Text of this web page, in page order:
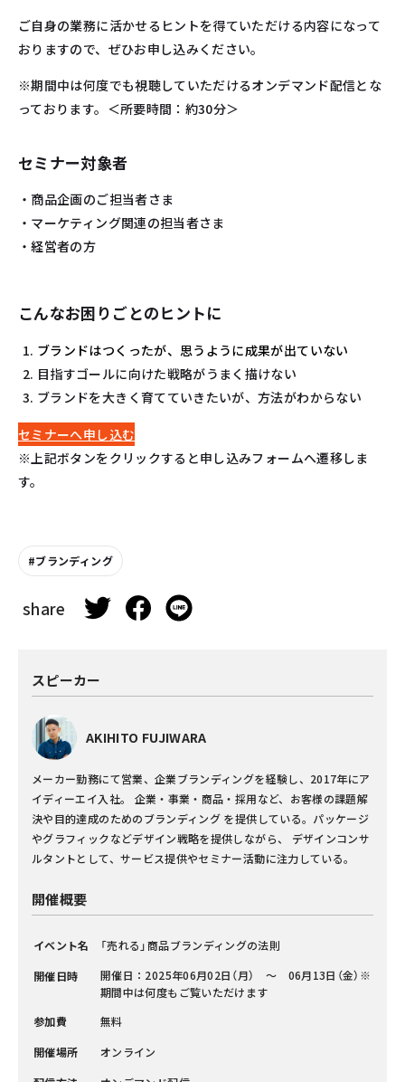
ご自身の業務に活かせるヒントを得ていただける内容になって
おりますので、ぜひお申し込みください。
※期間中は何度でも視聴していただけるオンデマンド配信とな
っております。＜所要時間：約30分＞
セミナー対象者
・商品企画のご担当者さま
・マーケティング関連の担当者さま
・経営者の方
こんなお困りごとのヒントに
ブランドはつくったが、思うように成果が出ていない
目指すゴールに向けた戦略がうまく描けない
ブランドを大きく育てていきたいが、方法がわからない
セミナーへ申し込む
※上記ボタンをクリックすると申し込みフォームへ遷移しま
す。
ブランディング
share
スピーカー
AKIHITO FUJIWARA
メーカー勤務にて営業、企業ブランディングを経験し、2017年にア
イディーエイ入社。 企業・事業・商品・採用など、お客様の課題解
決や目的達成のためのブランディング を提供している。パッケージ
やグラフィックなどデザイン戦略を提供しながら、 デザインコンサ
ルタントとして、サービス提供やセミナー活動に注力している。
開催概要
イベント名
「売れる」商品ブランディングの法則
開催日時
開催日：2025年06月02日（月） 〜 06月13日（金）※
期間中は何度もご覧いただけます
参加費
無料
開催場所
オンライン